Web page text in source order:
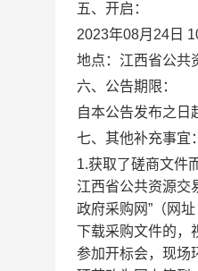
五、开启：
2023年08月24日
地点：江西省公共
六、公告期限：
自本公告发布之日
七、其他补充事宜：
1.获取了磋商文件
江西省公共资源交
政府采购网”（网
下载采购文件的，
参加开标会，现场